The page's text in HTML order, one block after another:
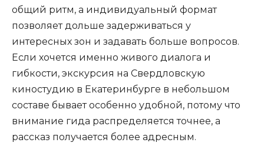
общий ритм, а индивидуальный формат
позволяет дольше задерживаться у
интересных зон и задавать больше вопросов.
Если хочется именно живого диалога и
гибкости, экскурсия на Свердловскую
киностудию в Екатеринбурге в небольшом
составе бывает особенно удобной, потому что
внимание гида распределяется точнее, а
рассказ получается более адресным.